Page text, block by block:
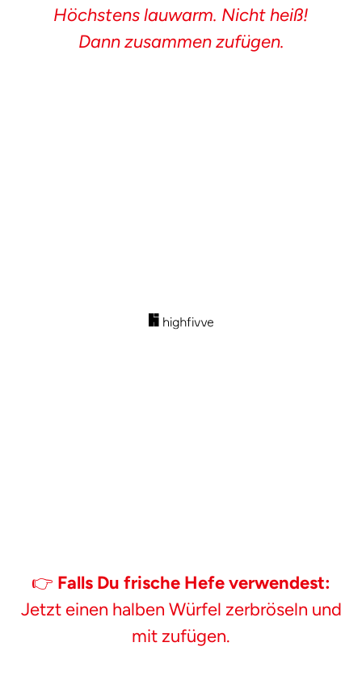
Höchstens lauwarm. Nicht heiß!
Dann zusammen zufügen.
👉 Falls Du frische Hefe verwendest:
Jetzt einen halben Würfel zerbröseln und
mit zufügen.